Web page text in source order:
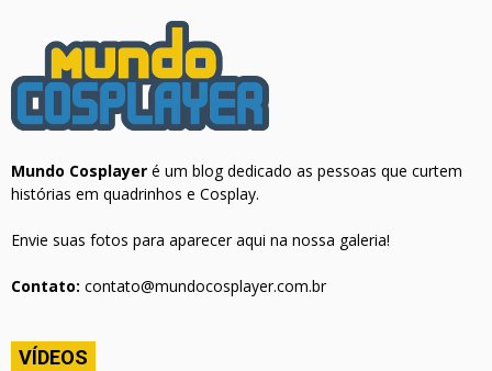
Mundo Cosplayer é um blog dedicado as pessoas que curtem
histórias em quadrinhos e Cosplay.
Envie suas fotos para aparecer aqui na nossa galeria!
Contato: contato@mundocosplayer.com.br
VÍDEOS